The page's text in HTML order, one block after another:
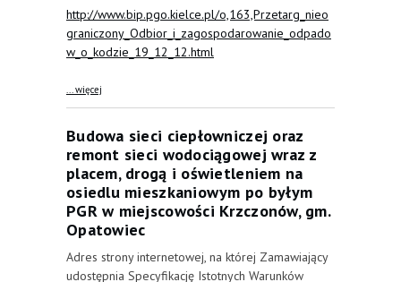
http://www.bip.pgo.kielce.pl/o,163,Przetarg_nieo
graniczony_Odbior_i_zagospodarowanie_odpado
w_o_kodzie_19_12_12.html
... więcej
Budowa sieci ciepłowniczej oraz
remont sieci wodociągowej wraz z
placem, drogą i oświetleniem na
osiedlu mieszkaniowym po byłym
PGR w miejscowości Krzczonów, gm.
Opatowiec
Adres strony internetowej, na której Zamawiający
udostępnia Specyfikację Istotnych Warunków